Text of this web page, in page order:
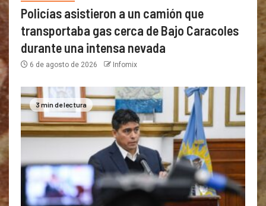
Policías asistieron a un camión que
transportaba gas cerca de Bajo Caracoles
durante una intensa nevada
6 de agosto de 2026 Infomix
3 min de lectura